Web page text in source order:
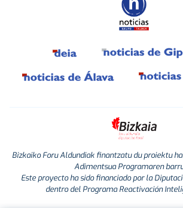
Bizkaiko Foru Aldundiak finantzatu du proiektu
Adimentsua Programaren
Este proyecto ha sido financiado por la
dentro del Programa Reactivación